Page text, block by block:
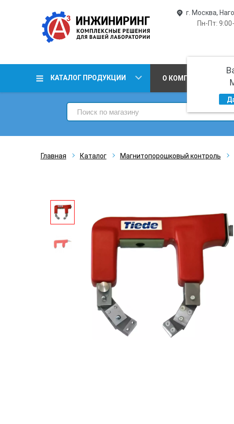
г. Москва,
Пн-Пт:
КАТАЛОГ ПРОДУКЦИИ О КОМПАНИИ
Главная Каталог Магнитопорошковый контроль